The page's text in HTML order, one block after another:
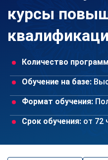
курсы
Количество
Обучение на базе:
Формат обучения:
Срок обучения: от 72